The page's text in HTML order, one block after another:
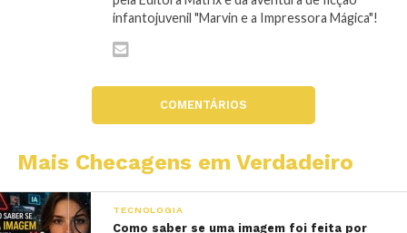
infantojuvenil "Marvin e a Impressora Mágica"!
COMENTÁRIOS
Mais Checagens em Verdadeiro
TECNOLOGIA
Como saber se uma imagem foi feita por